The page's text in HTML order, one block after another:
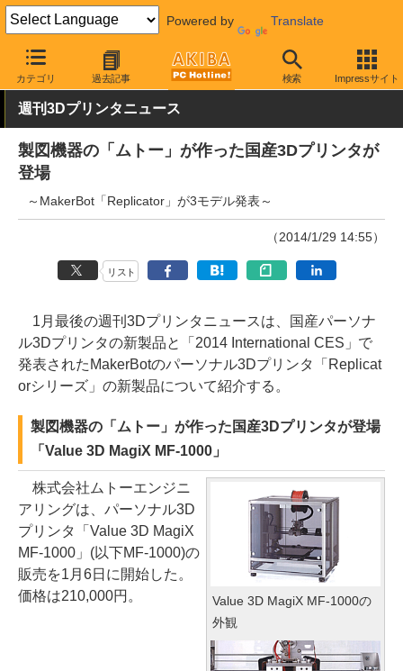
Powered by Translate
カテゴリ 過去記事 検索 Impressサイト
AKIBA PC Hotline! PC周辺機器 その他PC関連 3Dプリンタ
週刊3Dプリンタニュース
製図機器の「ムトー」が作った国産3Dプリンタが
登場
～MakerBot「Replicator」が3モデル発表～
（2014/1/29 14:55）
リスト
1月最後の週刊3Dプリンタニュースは、国産パーソナ
ル3Dプリンタの新製品と「2014 International CES」で
発表されたMakerBotのパーソナル3Dプリンタ「Replicat
orシリーズ」の新製品について紹介する。
製図機器の「ムトー」が作った国産3Dプリンタが登場
「Value 3D MagiX MF-1000」
Value 3D MagiX MF-1000の
外観
株式会社ムトーエンジニ
アリングは、パーソナル3D
プリンタ「Value 3D MagiX
MF-1000」(以下MF-1000)の
販売を1月6日に開始した。
価格は210,000円。